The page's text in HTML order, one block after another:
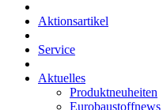
Aktionsartikel
Service
Aktuelles
Produktneuheiten
Eurobaustoffnews